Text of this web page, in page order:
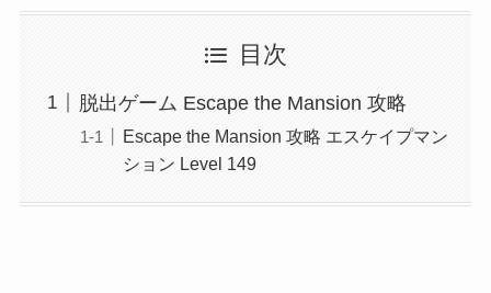
目次
脱出ゲーム Escape the Mansion 攻略
Escape the Mansion 攻略 エスケイプマン
ション Level 149